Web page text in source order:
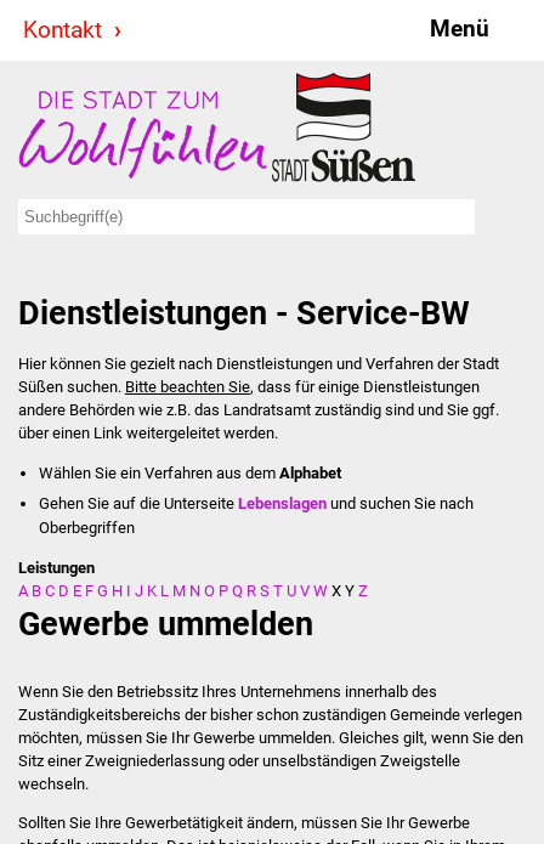
Kontakt Menü
Stadt & Politik
Bürgermeister
Ausschüsse
Ratsinformationssystem
Jugendbeirat
Summerrockfestival
Stadtverwaltung
Behördenwegweiser
Stellenangebote
Kontakt
Dienstleistungen - Service-BW
Hier können Sie gezielt nach Dienstleistungen und Verfahren der Stadt
Süßen suchen. Bitte beachten Sie, dass für einige Dienstleistungen
andere Behörden wie z.B. das Landratsamt zuständig sind und Sie ggf.
über einen Link weitergeleitet werden.
Wählen Sie ein Verfahren aus dem Alphabet
Gehen Sie auf die UnterseiteLebenslagen und suchen Sie nach
Oberbegriffen
Leistungen
A B C D E F G H I J K L M N O P Q R S T U V W X Y Z
Gewerbe ummelden
Wenn Sie den Betriebssitz Ihres Unternehmens innerhalb des
Zuständigkeitsbereichs der bisher schon zuständigen Gemeinde verlegen
möchten, müssen Sie Ihr Gewerbe ummelden. Gleiches gilt, wenn Sie den
Sitz einer Zweigniederlassung oder unselbständigen Zweigstelle
wechseln.
Sollten Sie Ihre Gewerbetätigkeit ändern, müssen Sie Ihr Gewerbe